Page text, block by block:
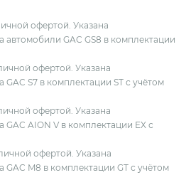
офертой. Указана
автомобили GAC GS8 в комплектации
офертой. Указана
S7 в комплектации ST с учётом
офертой. Указана
AION V в комплектации EX с
офертой. Указана
M8 в комплектации GT с учётом